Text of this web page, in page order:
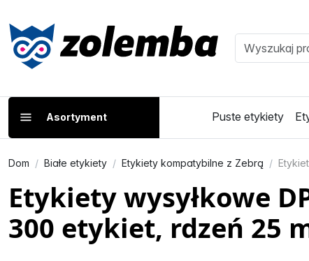
Asortyment Puste etykiety
Dom Białe etykiety Etykiety kompatybilne z Zebrą
Etykiety wysyłkowe
300 etykiet, rdzeń 25